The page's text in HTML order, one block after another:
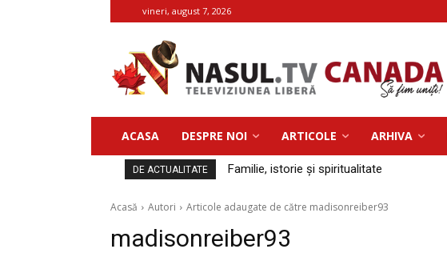
vineri, august 7, 2026
ACASA DESPRE NOI ARTICOLE ARHIVA
DE ACTUALITATE Familie, istorie și spiritualitate
Acasă Autori Articole adaugate de către madisonreiber93
madisonreiber93